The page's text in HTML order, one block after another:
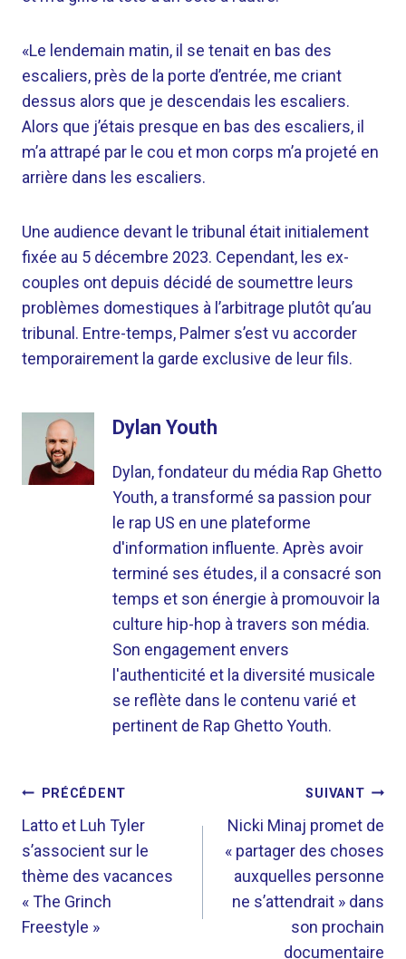
«Le lendemain matin, il se tenait en bas des
escaliers, près de la porte d’entrée, me criant
dessus alors que je descendais les escaliers.
Alors que j’étais presque en bas des escaliers, il
m’a attrapé par le cou et mon corps m’a projeté en
arrière dans les escaliers.
Une audience devant le tribunal était initialement
fixée au 5 décembre 2023. Cependant, les ex-
couples ont depuis décidé de soumettre leurs
problèmes domestiques à l’arbitrage plutôt qu’au
tribunal. Entre-temps, Palmer s’est vu accorder
temporairement la garde exclusive de leur fils.
Dylan Youth
Dylan, fondateur du média Rap Ghetto
Youth, a transformé sa passion pour
le rap US en une plateforme
d'information influente. Après avoir
terminé ses études, il a consacré son
temps et son énergie à promouvoir la
culture hip-hop à travers son média.
Son engagement envers
l'authenticité et la diversité musicale
se reflète dans le contenu varié et
pertinent de Rap Ghetto Youth.
NAVIGATION
DE
L’ARTICLE
PRÉCÉDENT
Latto et Luh Tyler
s’associent sur le
thème des vacances
« The Grinch
Freestyle »
SUIVANT
Nicki Minaj promet de
« partager des choses
auxquelles personne
ne s’attendrait » dans
son prochain
documentaire